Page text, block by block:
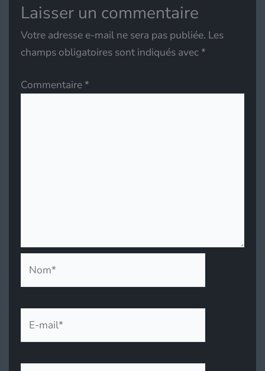
Laisser un commentaire
Votre adresse e-mail ne sera pas publiée. Les
champs obligatoires sont indiqués avec*
Commentaire*
mail*